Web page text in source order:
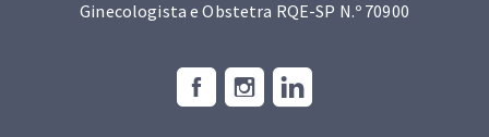
Ginecologista e Obstetra RQE-SP N.º 70900